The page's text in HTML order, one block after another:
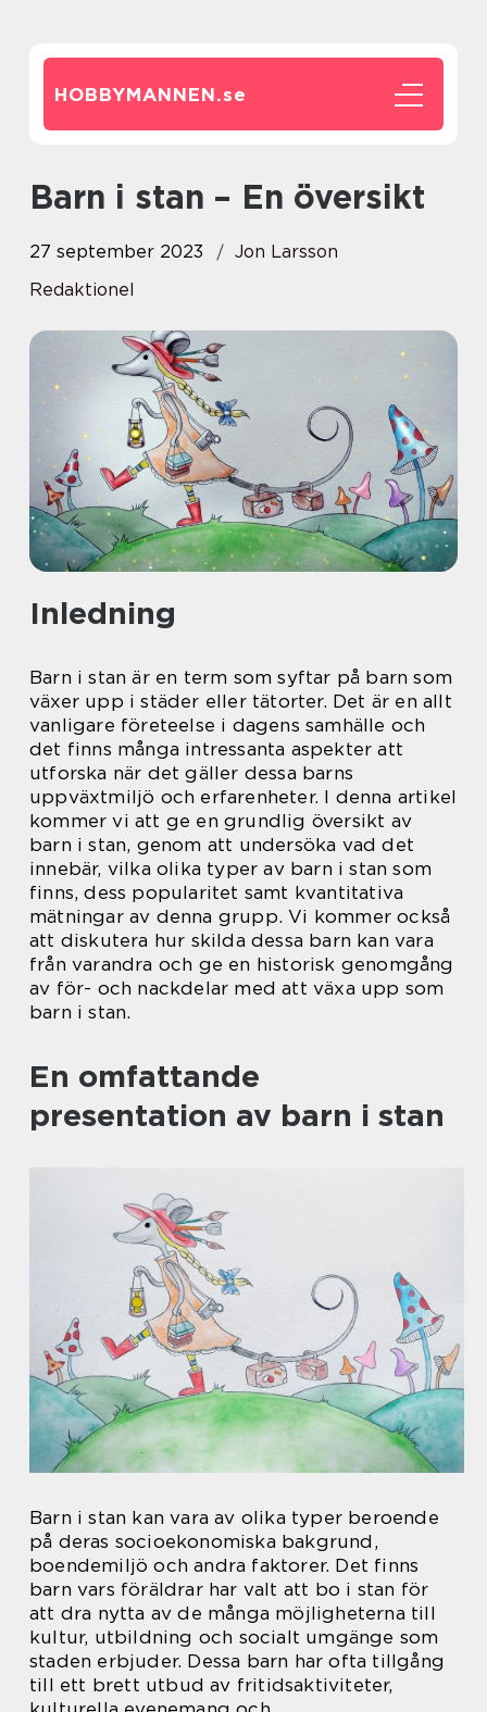
HOBBYMANNEN.se
Barn i stan – En översikt
27 september 2023
Jon Larsson
Redaktionel
Inledning
Barn i stan är en term som syftar på barn som
växer upp i städer eller tätorter. Det är en allt
vanligare företeelse i dagens samhälle och
det finns många intressanta aspekter att
utforska när det gäller dessa barns
uppväxtmiljö och erfarenheter. I denna artikel
kommer vi att ge en grundlig översikt av
barn i stan, genom att undersöka vad det
innebär, vilka olika typer av barn i stan som
finns, dess popularitet samt kvantitativa
mätningar av denna grupp. Vi kommer också
att diskutera hur skilda dessa barn kan vara
från varandra och ge en historisk genomgång
av för- och nackdelar med att växa upp som
barn i stan.
En omfattande
presentation av barn i stan
Barn i stan kan vara av olika typer beroende
på deras socioekonomiska bakgrund,
boendemiljö och andra faktorer. Det finns
barn vars föräldrar har valt att bo i stan för
att dra nytta av de många möjligheterna till
kultur, utbildning och socialt umgänge som
staden erbjuder. Dessa barn har ofta tillgång
till ett brett utbud av fritidsaktiviteter,